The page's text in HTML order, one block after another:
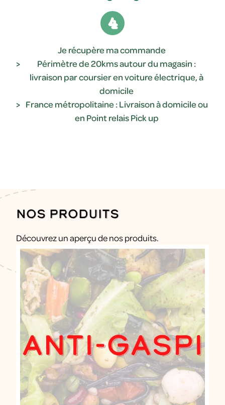
4
Je récupère ma commande
Périmètre de 20kms autour du magasin :
livraison par coursier en voiture électrique, à
domicile
France métropolitaine : Livraison à domicile ou
en Point relais Pick up
Nos produits
Découvrez un aperçu de nos produits.